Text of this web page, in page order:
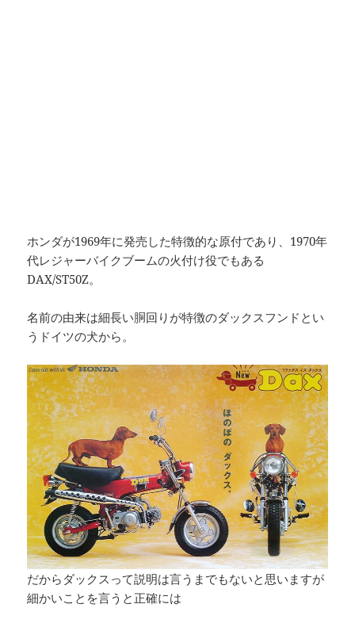
ホンダが1969年に発売した特徴的な原付であり、1970年
代レジャーバイクブームの火付け役でもある
DAX/ST50Z。
名前の由来は細長い胴回りが特徴のダックスフンドとい
うドイツの犬から。
だからダックスって説明は言うまでもないと思いますが
細かいことを言うと正確には